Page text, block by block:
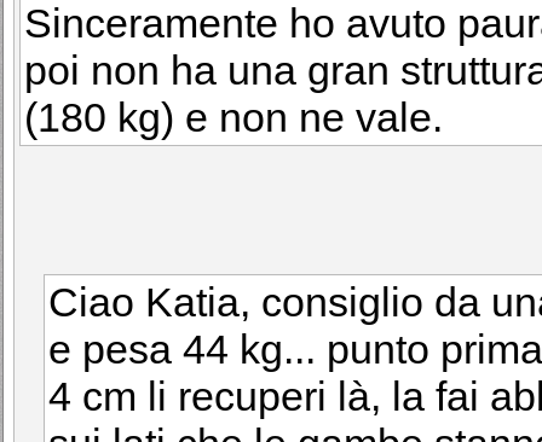
Sinceramente ho avuto
poi non ha una gran
(180 kg) e non ne vale.
Ciao Katia, consiglio da
e pesa 44 kg... punto
4 cm li recuperi là, la fai